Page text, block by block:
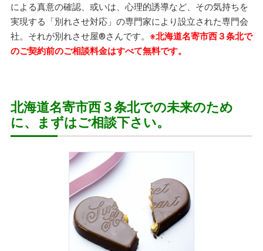
による真意の確認、或いは、心理的誘導など、その気持ちを
実現する「別れさせ対応」の専門家により設立された専門会
社。それが別れさせ屋®さんです。 ※北海道名寄市西３条北で
のご契約前のご相談料金はすべて無料です。
北海道名寄市西３条北での未来のため
に、まずはご相談下さい。